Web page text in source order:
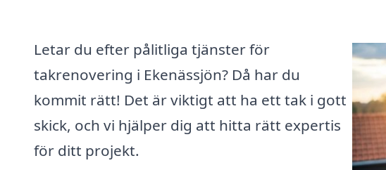
Letar du efter pålitliga tjänster för
takrenovering i Ekenässjön? Då har du
kommit rätt! Det är viktigt att ha ett tak i gott
skick, och vi hjälper dig att hitta rätt expertis
för ditt projekt.